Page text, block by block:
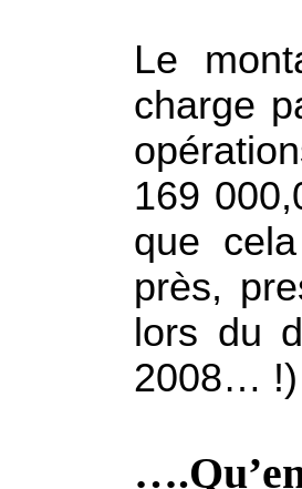
Le
charge
169
que
près,
lors du
2008… !)